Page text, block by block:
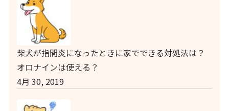
柴犬が指間炎になったときに家でできる対処法は？
オロナインは使える？
4月 30, 2019